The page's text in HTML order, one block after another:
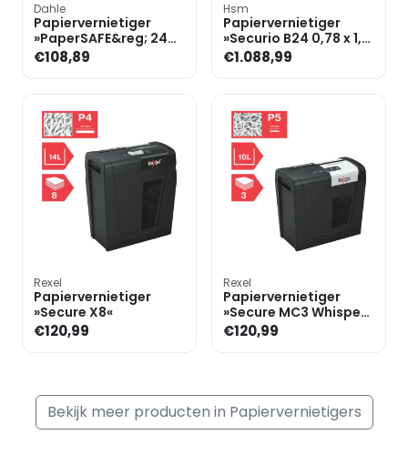
Dahle
Papiervernietiger
»PaperSAFE&reg; 240«
incl. balpen
»Coventry«
€108,89
Hsm
Papiervernietiger
»Securio B24 0,78 x 1,1
mm«
€1.088,99
Rexel
Papiervernietiger
»Secure X8«
€120,99
Rexel
Papiervernietiger
»Secure MC3 Whisper-
Shred«
€120,99
Bekijk meer producten in Papiervernietigers